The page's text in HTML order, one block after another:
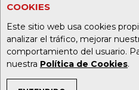
COOKIES
Este sitio web usa cookies
analizar el tráfico, mejorar
comportamiento del usuario.
nuestra Política de Cookies.